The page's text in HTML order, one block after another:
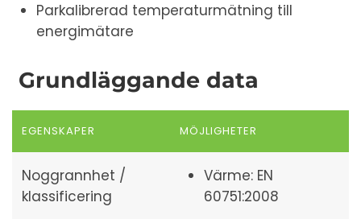
Parkalibrerad temperaturmätning till
energimätare
Grundläggande data
EGENSKAPER MÖJLIGHETER
Noggrannhet /
klassificering
Värme: EN
60751:2008